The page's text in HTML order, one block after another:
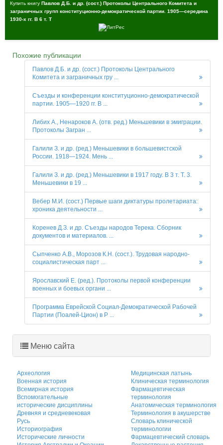
Купить книгу Павлов Д.Б. и др. (сост.) Протоколы Центрального Комитета и
заграничных групп конституционно-демократической партии. 1905—середина
1930-х гг. В 6 т. Т
Похожие публикации
Павлов Д.Б. и др. (сост.) Протоколы Центрального
Комитета и заграничных гру ...
Съезды и конференции конституционно-демократической
партии. 1905—1920 гг. В ...
Либих А., Ненароков А. (отв. ред.) Меньшевики в эмиграции.
Протоколы Загран ...
Галили З. и др. (ред.) Меньшевики в большевистской
России. 1918—1924. Мень ...
Галили З. и др. (ред.) Меньшевики в 1917 году. В 3 т. Т. 3.
Меньшевики в 19 ...
Вебер М.И. (сост.) Первые шаги диктатуры пролетариата:
хроника деятельности ...
Коренев Д.З. и др. Съезды народов Терека. Сборник
документов и материалов. ...
Сыпченко А.В., Морозов К.Н. (сост.). Трудовая народно-
социалистическая парт ...
Ярославский Е. (ред.). Протоколы первой конференции
военных и боевых органи ...
Программа Еврейской Социал-Демократической Рабочей
Партии (Поалей-Цион) в Р ...
Меню сайта
Археология
Военная история
Всемирная история
Вспомогательные
исторические дисциплины
Древняя и средневековая
Русь
Историография
Исторические личности
Медицинская латынь
Клиническая терминология
Фармацевтическая
терминология
Анатомическая терминология
Терминология в акушерстве
Словарь клинической
терминологии
Фармацевтический словарь